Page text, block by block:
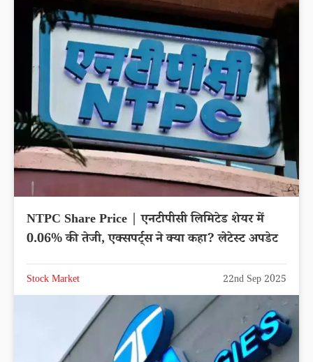
NTPC Share Price | एनटीपीसी लिमिटेड शेयर में
0.06% की तेजी, एक्सपर्ट्स ने क्या कहा? लेटेस्ट अपडेट
Stock Market 22nd Sep 2025